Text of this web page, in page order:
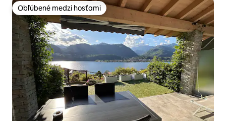
Obľúbené medzi hosťami
Obľúbené medzi hosťami